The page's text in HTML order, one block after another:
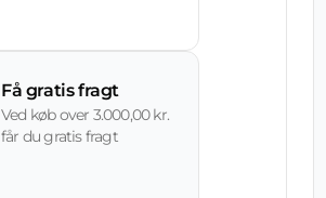
Få gratis fragt
Ved køb over 3.000,00 kr.
får du gratis fragt